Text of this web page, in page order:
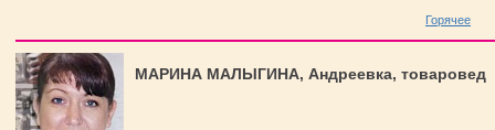
Горячее
МАРИНА МАЛЫГИНА, Андреевка, товаровед